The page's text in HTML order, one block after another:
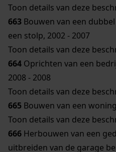
Toon details van deze
663 Bouwen van een
een stolp, 2002 - 2007
Toon details van deze
664 Oprichten van een
2008 - 2008
Toon details van deze
665 Bouwen van een
Toon details van deze
666 Herbouwen van een
uitbreiden van de garage